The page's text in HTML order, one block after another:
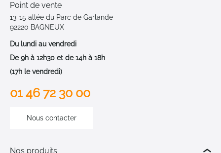
Point de vente
13-15 allée du Parc de Garlande
92220 BAGNEUX
Du lundi au vendredi
De 9h à 12h30 et de 14h à 18h
(17h le vendredi)
01 46 72 30 00
Nous contacter
Nos produits